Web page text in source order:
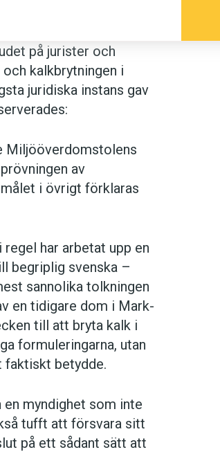
på jurister och
kalkbrytningen i
juridiska instans gav
Miljööverdomstolens
av
i övrigt förklaras
har arbetat upp en
begriplig svenska –
sannolika tolkningen
en tidigare dom i Mark-
till att bryta kalk i
formuleringarna, utan
faktiskt betydde.
myndighet som inte
tufft att försvara sitt
på ett sådant sätt att